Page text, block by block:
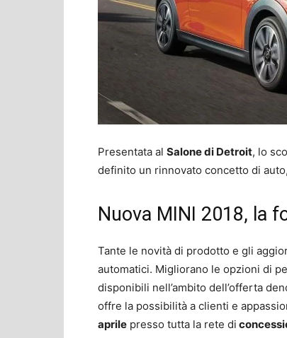
Presentata al Salone di Detroit, lo
definito un rinnovato concetto di
Nuova MINI 2018, la
Tante le novità di prodotto e gli
automatici. Migliorano le opzioni di
disponibili nell’ambito dell’offerta
offre la possibilità a clienti e
aprile presso tutta la rete di